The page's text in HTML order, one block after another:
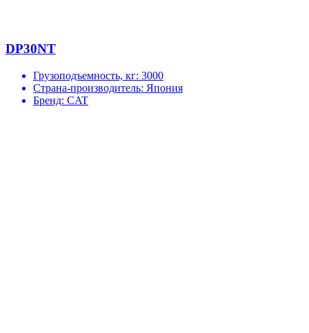
DP30NT
Грузоподъемность, кг: 3000
Страна-производитель: Япония
Бренд: CAT